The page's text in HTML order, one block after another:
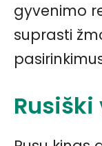
gyvenimo
suprasti